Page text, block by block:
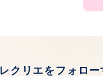
レクリエをフォロー